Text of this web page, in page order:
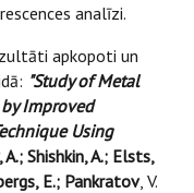
analīzi.
apkopoti un
"Study of Metal
Improved
Using
A.; Shishkin, A.; Elsts,
E.; Pankratov, V.